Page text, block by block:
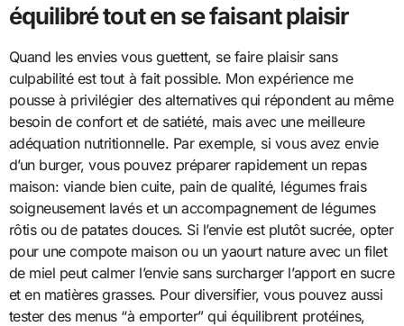
équilibré tout en se faisant plaisir
Quand les envies vous guettent, se faire plaisir sans
culpabilité est tout à fait possible. Mon expérience me
pousse à privilégier des alternatives qui répondent au même
besoin de confort et de satiété, mais avec une meilleure
adéquation nutritionnelle. Par exemple, si vous avez envie
d’un burger, vous pouvez préparer rapidement un repas
maison: viande bien cuite, pain de qualité, légumes frais
soigneusement lavés et un accompagnement de légumes
rôtis ou de patates douces. Si l’envie est plutôt sucrée, opter
pour une compote maison ou un yaourt nature avec un filet
de miel peut calmer l’envie sans surcharger l’apport en sucre
et en matières grasses. Pour diversifier, vous pouvez aussi
tester des menus “à emporter” qui équilibrent protéines,